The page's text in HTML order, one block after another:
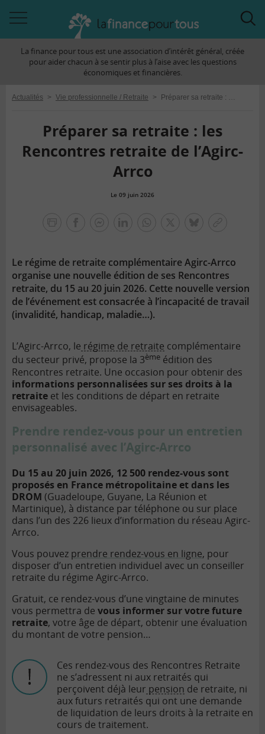
àLa finance pour tous est une association d’intérêt général, créée
pour aider chacun à se sentir plus à l’aise avec les questions
économiques et financières.
Actualités > Vie professionnelle / Retraite > Préparer sa retraite : les Rencontres retraite de l’Agirc-Arrco
Préparer sa retraite : les
Rencontres retraite de l’Agirc-
Arrco
Le 09 juin 2026
Le régime de retraite complémentaire Agirc-Arrco
organise une nouvelle édition de ses Rencontres
retraite, du 15 au 20 juin 2026. Cette nouvelle version
de l’événement est consacrée à l’incapacité de travail
(invalidité, handicap, maladie…).
L’Agirc-Arrco, le régime de retraite complémentaire
du secteur privé, propose la 3ème édition des
Rencontres retraite. Une occasion pour obtenir des
informations personnalisées sur ses droits à la
retraite et les conditions de départ en retraite
envisageables.
Prendre rendez-vous pour un entretien
personnalisé avec l’Agirc-Arrco
Du 15 au 20 juin 2026, 12 500 rendez-vous sont
proposés en France métropolitaine et dans les
DROM (Guadeloupe, Guyane, La Réunion et
Martinique), à distance par téléphone ou sur place
dans l’un des 226 lieux d’information du réseau Agirc-
Arrco.
Vous pouvez prendre rendez-vous en ligne, pour
disposer d’un entretien individuel avec un conseiller
retraite du régime Agirc-Arrco.
Gratuit, ce rendez-vous d’une vingtaine de minutes
vous permettra de vous informer sur votre future
retraite, votre âge de départ, obtenir une évaluation
du montant de votre pension…
Ces rendez-vous des Rencontres Retraite
ne s’adressent ni aux retraités qui
perçoivent déjà leur pension de retraite, ni
aux futurs retraités qui ont une demande
de liquidation de leurs droits à la retraite en
cours de traitement.